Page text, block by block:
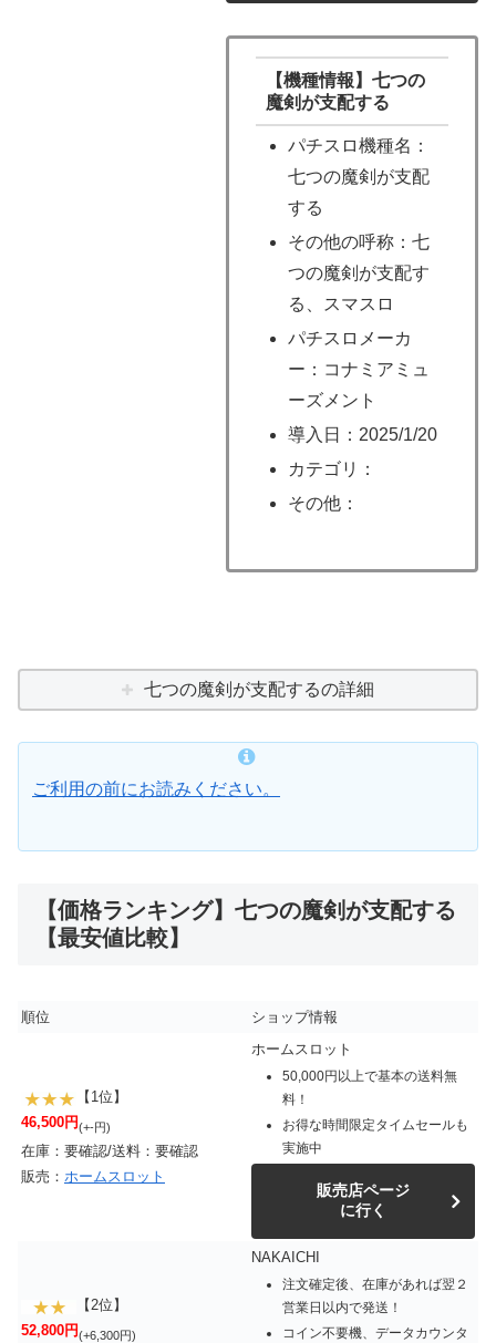
【機種情報】七つの
魔剣が支配する
パチスロ機種名：
七つの魔剣が支配
する
その他の呼称：七
つの魔剣が支配す
る、スマスロ
パチスロメーカ
ー：コナミアミュ
ーズメント
導入日：2025/1/20
カテゴリ：
その他：
七つの魔剣が支配するの詳細
ご利用の前にお読みください。
【価格ランキング】七つの魔剣が支配する
【最安値比較】
順位 ショップ情報
【1位】
46,500円(+-円)
在庫：要確認/送料：要確認
販売： ホームスロット
ホームスロット
50,000円以上で基本の送料無
料！
お得な時間限定タイムセールも
実施中
販売店ページ
に行く
【2位】
52,800円(+6,300円)
NAKAICHI
注文確定後、在庫があれば翌２
営業日以内で発送！
コイン不要機、データカウンタ